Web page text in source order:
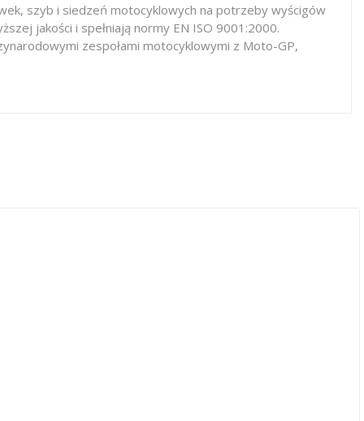
szyb i siedzeń motocyklowych na potrzeby wyścigów
jakości i spełniają normy EN ISO 9001:2000.
zespołami motocyklowymi z Moto-GP,